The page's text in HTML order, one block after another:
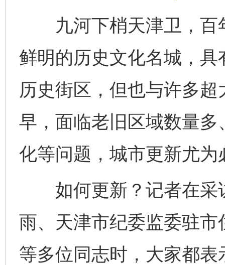
九河下梢天津卫，百
鲜明的历史文化名城，
历史街区，但也与许多
早，面临老旧区域数量
化等问题，城市更新尤为
如何更新？记者在采
雨、天津市纪委监委驻
等多位同志时，大家都